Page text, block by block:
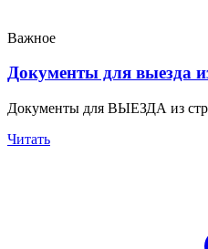
Важное
Документы для выезда
Документы для ВЫЕЗДА из
Читать